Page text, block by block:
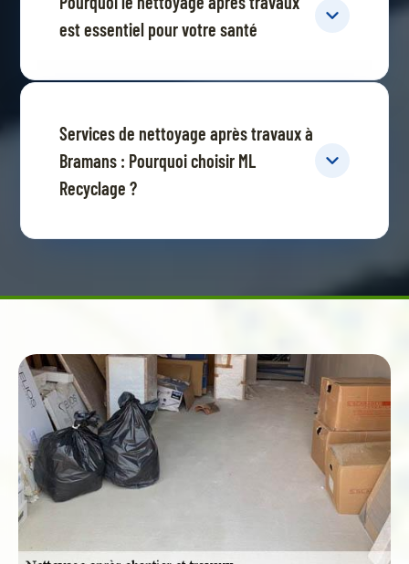
est essentiel pour votre santé
Services de nettoyage après travaux à
Bramans : Pourquoi choisir ML
Recyclage ?